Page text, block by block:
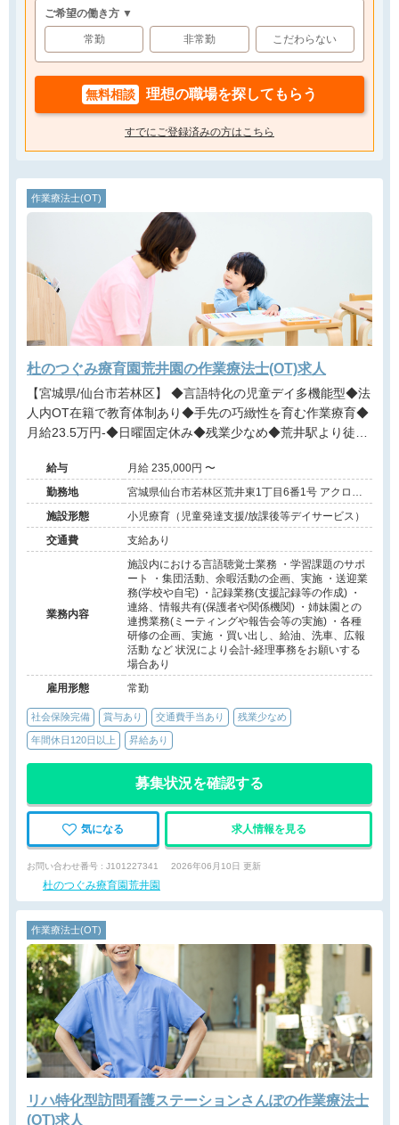
ご希望の働き方 ▼
常勤 非常勤 こだわらない
無料相談 理想の職場を探してもらう
すでにご登録済みの方はこちら
作業療法士(OT)
杜のつぐみ療育園荒井園の作業療法士(OT)求人
【宮城県/仙台市若林区】 ◆言語特化の児童デイ多機能型◆法
人内OT在籍で教育体制あり◆手先の巧緻性を育む作業療育◆
月給23.5万円-◆日曜固定休み◆残業少なめ◆荒井駅より徒歩
名限定の少人数ケア
給与
月給 235,000円 〜
勤務地
宮城県仙台市若林区荒井東1丁目6番1号 アクロス
プラザ荒井東2階
施設形態
小児療育（児童発達支援/放課後等デイサービス）
交通費
支給あり
業務内容
施設内における言語聴覚士業務 ・学習課題のサポ
ート ・集団活動、余暇活動の企画、実施 ・送迎業
務(学校や自宅) ・記録業務(支援記録等の作成) ・
連絡、情報共有(保護者や関係機関) ・姉妹園との
連携業務(ミーティングや報告会等の実施) ・各種
研修の企画、実施 ・買い出し、給油、洗車、広報
活動 など 状況により会計-経理事務をお願いする
場合あり
雇用形態
常勤
社会保険完備 賞与あり 交通費手当あり 残業少なめ
年間休日120日以上 昇給あり
募集状況を確認する
気になる 求人情報を見る
お問い合わせ番号 : J101227341 2026年06月10日 更新
杜のつぐみ療育園荒井園
作業療法士(OT)
リハ特化型訪問看護ステーションさんぽの作業療法士
(OT)求人